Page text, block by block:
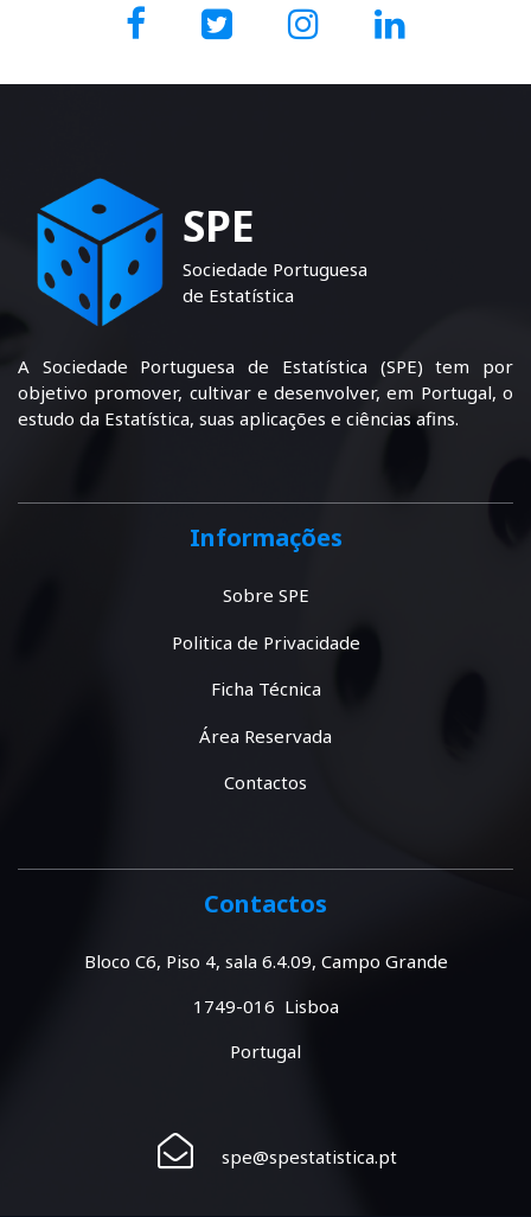
SPE
Sociedade Portuguesa
de Estatística
A Sociedade Portuguesa de Estatística (SPE) tem por
objetivo promover, cultivar e desenvolver, em Portugal, o
estudo da Estatística, suas aplicações e ciências afins.
Informações
Sobre SPE
Politica de Privacidade
Ficha Técnica
Área Reservada
Contactos
Contactos
Bloco C6, Piso 4, sala 6.4.09, Campo Grande
1749-016 Lisboa
Portugal
spe@spestatistica.pt